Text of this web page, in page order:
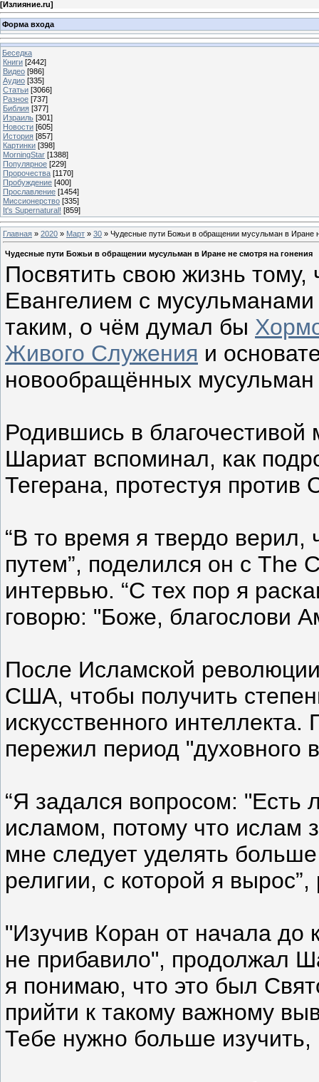
[Излияние.ru]
Форма входа
Беседка
Книги [2442]
Видео [986]
Аудио [335]
Статьи [3066]
Разное [737]
Библия [377]
Израиль [301]
Новости [605]
История [857]
Картинки [398]
MorningStar [1388]
Популярное [229]
Пророчества [1170]
Пробуждение [400]
Прославление [1454]
Миссионерство [335]
It's Supernatural! [859]
Главная » 2020 » Март » 30 » Чудесные пути Божьи в обращении мусульман в Иране
Чудесные пути Божьи в обращении мусульман в Иране не смотря на гонения
Посвятить свою жизнь тому,
Евангелием с
таким, о чём думал бы
Живого Служения и
новообращённых
Родившись в
Шариат вспоминал, как
Тегерана, протестуя
“В то время я твердо
путем”, поделился он с The
интервью. “С тех пор я
говорю: "Боже, благослови
После Исламской
США, чтобы получить
искусственного
пережил период "духовного
“Я задался вопросом: "Есть
исламом, потому что ислам
мне следует уделять
религии, с которой я
"Изучив Коран от начала до
не прибавило", продолжал
я понимаю, что это был
прийти к такому важному
Тебе нужно больше изучить,